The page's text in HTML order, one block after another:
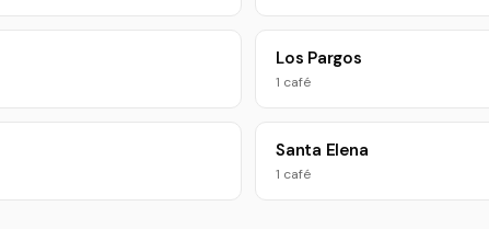
Los Pargos
1 café
Santa Elena
1 café